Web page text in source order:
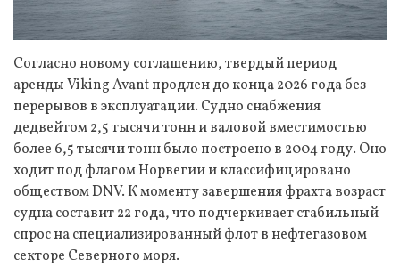
Согласно новому соглашению, твердый период
аренды Viking Avant продлен до конца 2026 года без
перерывов в эксплуатации. Судно снабжения
дедвейтом 2,5 тысячи тонн и валовой вместимостью
более 6,5 тысячи тонн было построено в 2004 году. Оно
ходит под флагом Норвегии и классифицировано
обществом DNV. К моменту завершения фрахта возраст
судна составит 22 года, что подчеркивает стабильный
спрос на специализированный флот в нефтегазовом
секторе Северного моря.